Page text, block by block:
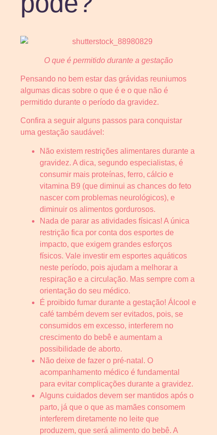
O que é permitido durante a gestação
Pensando no bem estar das grávidas reuniumos
algumas dicas sobre o que é e o que não é
permitido durante o período da gravidez.
Confira a seguir alguns passos para conquistar
uma gestação saudável:
Não existem restrições alimentares durante a
gravidez. A dica, segundo especialistas, é
consumir mais proteínas, ferro, cálcio e
vitamina B9 (que diminui as chances do feto
nascer com problemas neurológicos), e
diminuir os alimentos gordurosos.
Nada de parar as atividades físicas! A única
restrição fica por conta dos esportes de
impacto, que exigem grandes esforços
físicos. Vale investir em esportes aquáticos
neste período, pois ajudam a melhorar a
respiração e a circulação. Mas sempre com a
orientação do seu médico.
É proibido fumar durante a gestação! Álcool e
café também devem ser evitados, pois, se
consumidos em excesso, interferem no
crescimento do bebê e aumentam a
possibilidade de aborto.
Não deixe de fazer o pré-natal. O
acompanhamento médico é fundamental
para evitar complicações durante a gravidez.
Alguns cuidados devem ser mantidos após o
parto, já que o que as mamães consomem
interferem diretamente no leite que
produzem, que será alimento do bebê. A